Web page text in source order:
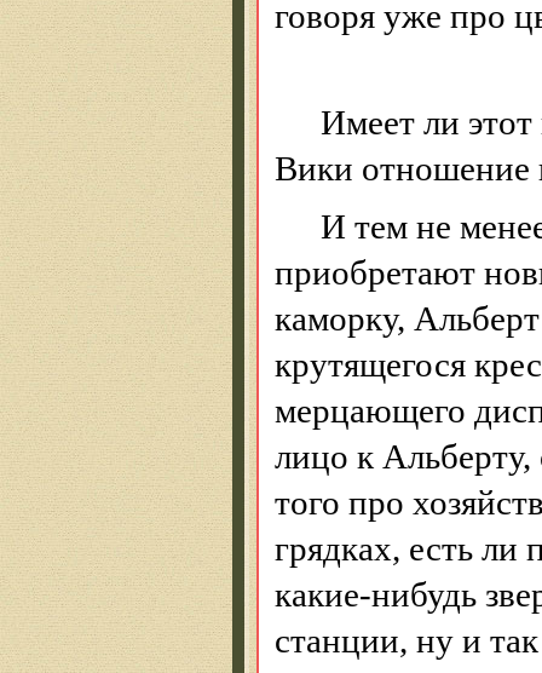
говоря уже про
Имеет ли
Вики отношение
И тем не
приобретают
каморку,
крутящегося
мерцающего
лицо к
того про
грядках, есть ли
какие-нибудь
станции, ну и